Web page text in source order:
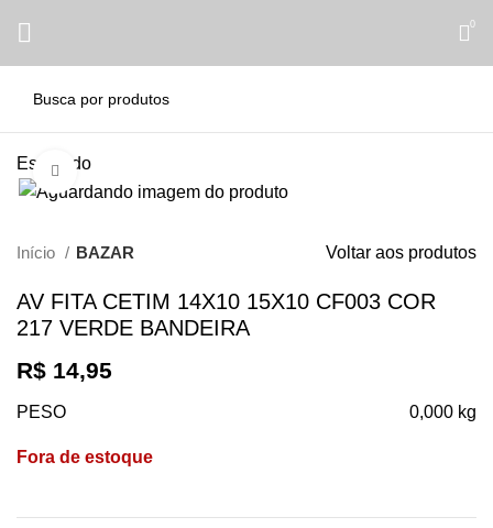
0
EsgotadoClique para ampliar
Início BAZAR Voltar aos produtos
AV FITA CETIM 14X10 15X10 CF003 COR
217 VERDE BANDEIRA
R$ 14,95
PESO 0,000 kg
Fora de estoque